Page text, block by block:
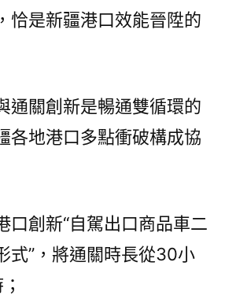
恰是新疆港口效能晉陞的
通關創新是暢通雙循環的
各地港口多點衝破構成協
創新“自駕出口商品車二
式”，將通關時長從30小